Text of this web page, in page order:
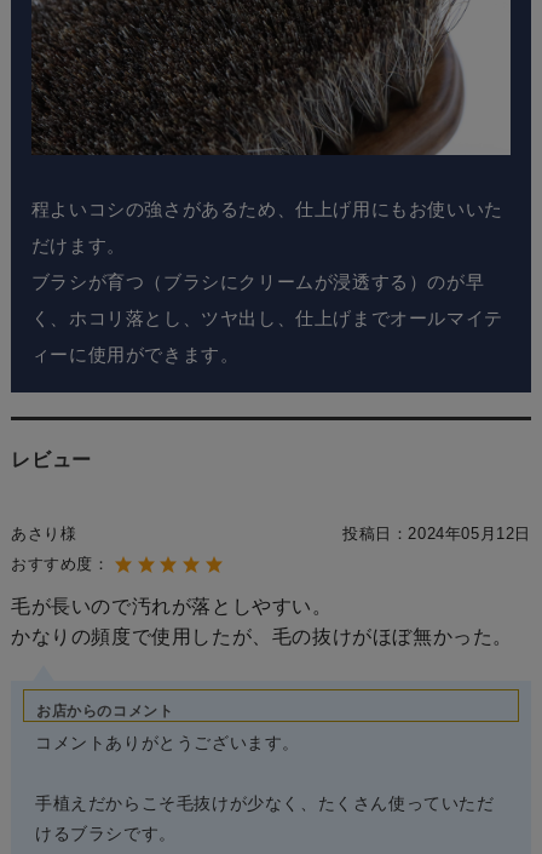
程よいコシの強さがあるため、仕上げ用にもお使いいた
だけます。
ブラシが育つ（ブラシにクリームが浸透する）のが早
く、ホコリ落とし、ツヤ出し、仕上げまでオールマイテ
ィーに使用ができます。
レビュー
あさり様 投稿日：2024年05月12日
おすすめ度：
毛が長いので汚れが落としやすい。
かなりの頻度で使用したが、毛の抜けがほぼ無かった。
お店からのコメント
コメントありがとうございます。
手植えだからこそ毛抜けが少なく、たくさん使っていただ
けるブラシです。